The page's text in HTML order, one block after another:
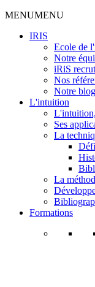
MENUMENU
IRIS
Ecole de
Notre
iRiS
Nos
Notre blog
L'intuition
Ses
La
La
Formations